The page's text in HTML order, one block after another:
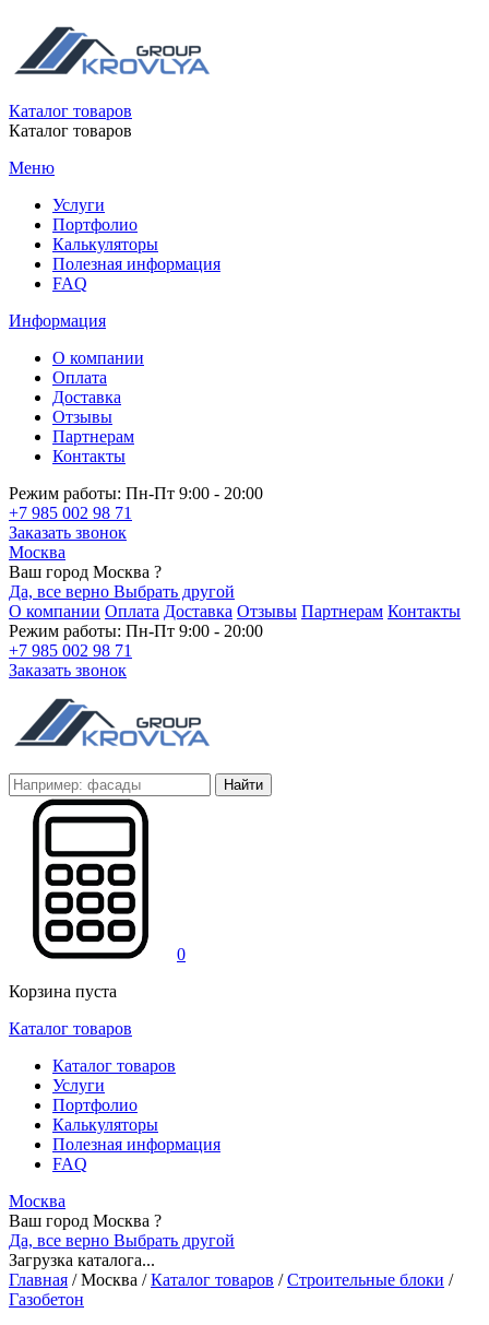
Каталог товаров
Каталог товаров
Меню
Услуги
Портфолио
Калькуляторы
Полезная информация
FAQ
Информация
О компании
Оплата
Доставка
Отзывы
Партнерам
Контакты
Режим работы: Пн-Пт 9:00 - 20:00
+7 985 002 98 71
Заказать звонок
Москва
Ваш город Москва ?
Да, все верно Выбрать другой
О компании Оплата Доставка Отзывы Партнерам Контакты
Режим работы: Пн-Пт 9:00 - 20:00
+7 985 002 98 71
Заказать звонок
Найти
0
Корзина пуста
Каталог товаров
Каталог товаров
Услуги
Портфолио
Калькуляторы
Полезная информация
FAQ
Москва
Ваш город Москва ?
Да, все верно Выбрать другой
Загрузка каталога...
Главная /Москва / Каталог товаров / Строительные блоки /
Газобетон